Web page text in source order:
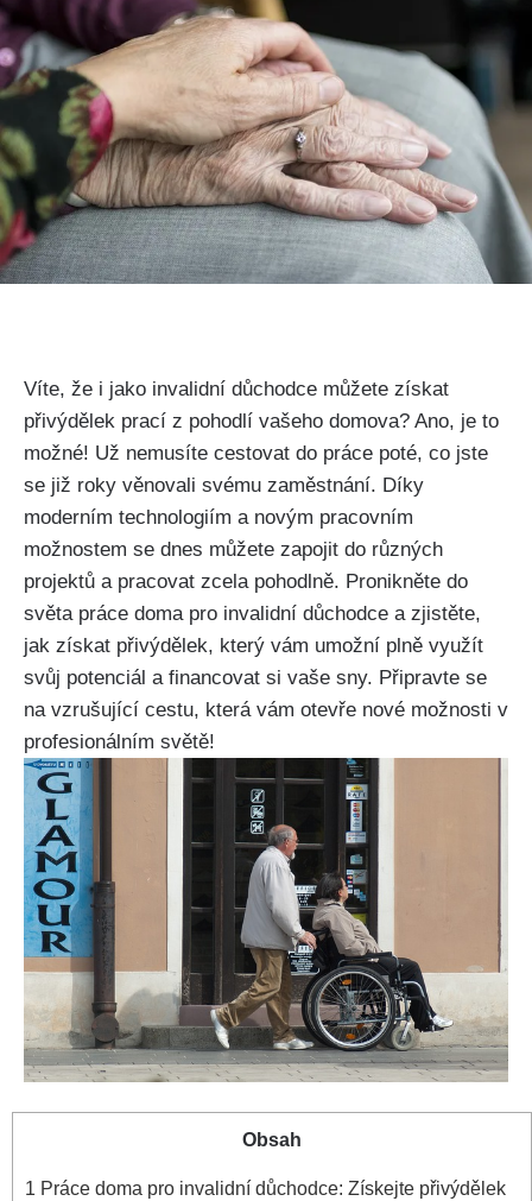
Víte, že i jako invalidní důchodce můžete získat
přivýdělek prací z pohodlí vašeho domova? Ano, je to
možné! Už nemusíte cestovat do práce poté, co jste
se již roky věnovali svému zaměstnání. Díky
moderním technologiím a novým pracovním
možnostem se dnes můžete zapojit do různých
projektů a pracovat zcela pohodlně. Pronikněte do
světa práce doma pro invalidní důchodce a zjistěte,
jak získat přivýdělek, který vám umožní plně využít
svůj potenciál a financovat si vaše sny. Připravte se
na vzrušující cestu, která vám otevře nové možnosti v
profesionálním světě!
Obsah
1 Práce doma pro invalidní důchodce: Získejte přivýdělek